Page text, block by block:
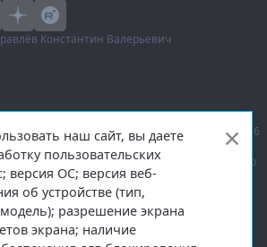
Константин Валерьевич
агентство Регион 29»,
© 2016–2026
ограниченной ответственностью «Агентство
средств массовой
74226от 09.11.2018 выдано Федеральной
связи, информационных технологий
(Роскомнадзор).
наш сайт, вы даете
пользовательских
версия ОС; версия веб-
об устройстве (тип,
разрешение экрана
экрана; наличие